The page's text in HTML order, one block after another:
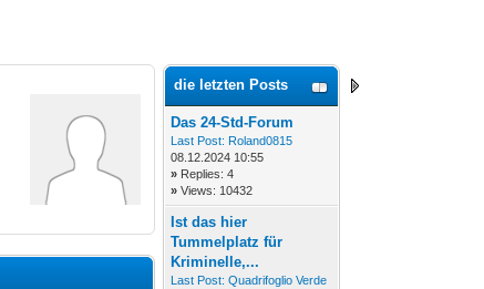
die letzten Posts
Das 24-Std-Forum
Last Post: Roland0815
08.12.2024 10:55
» Replies: 4
»Views: 10432
Ist das hier
Tummelplatz für
Kriminelle,...
Last Post: Quadrifoglio Verde